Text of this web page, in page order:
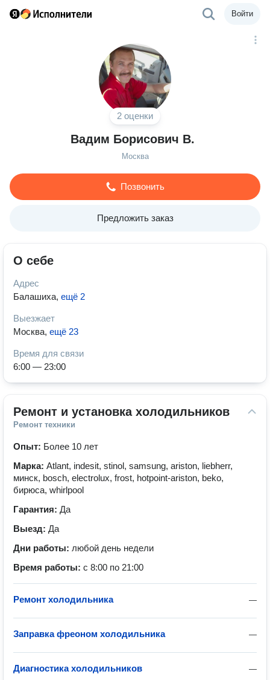
Войти
2 оценки
Вадим Борисович В.
Москва
Позвонить
Предложить заказ
О себе
Адрес
Балашиха, ещё 2
Выезжает
Москва, ещё 23
Время для связи
6:00 — 23:00
Ремонт и установка холодильников
Ремонт техники
Опыт: Более 10 лет
Марка: Atlant, indesit, stinol, samsung, ariston, liebherr,
минск, bosch, electrolux, frost, hotpoint-ariston, beko,
бирюса, whirlpool
Гарантия: Да
Выезд: Да
Дни работы: любой день недели
Время работы: с 8:00 по 21:00
—
Ремонт холодильника
—
Заправка фреоном холодильника
—
Диагностика холодильников